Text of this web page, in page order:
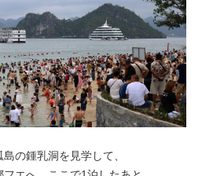
の鍾乳洞を見学して、